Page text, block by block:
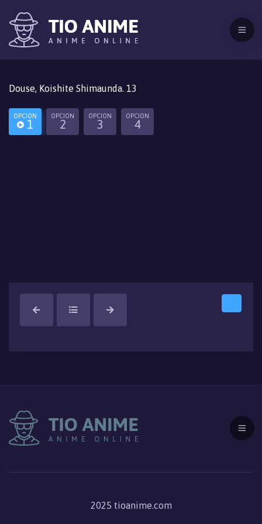
Douse, Koishite Shimaunda. 13
OPCION
1
OPCION
2
OPCION
3
OPCION
4
2025 tioanime.com